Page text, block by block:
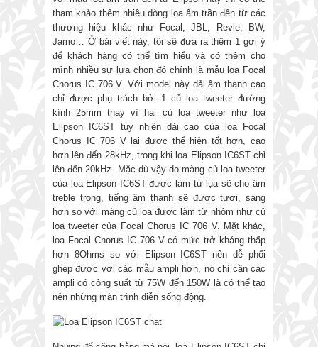
tham khảo thêm nhiều dòng loa âm trần đến từ các
thương hiệu khác như Focal, JBL, Revle, BW,
Jamo… Ở bài viết này, tôi sẽ đưa ra thêm 1 gợi ý
để khách hàng có thể tìm hiểu và có thêm cho
mình nhiều sự lựa chọn đó chính là mẫu loa Focal
Chorus IC 706 V. Với model này dải âm thanh cao
chỉ được phụ trách bởi 1 củ loa tweeter đường
kính 25mm thay vì hai củ loa tweeter như loa
Elipson IC6ST tuy nhiên dải cao của loa Focal
Chorus IC 706 V lại được thể hiện tốt hơn, cao
hơn lên đến 28kHz, trong khi loa Elipson IC6ST chỉ
lên đến 20kHz. Mặc dù vậy do màng củ loa tweeter
của loa Elipson IC6ST được làm từ lụa sẽ cho âm
treble trong, tiếng âm thanh sẽ được tươi, sáng
hơn so với màng củ loa được làm từ nhôm như củ
loa tweeter của Focal Chorus IC 706 V. Mặt khác,
loa Focal Chorus IC 706 V có mức trở kháng thấp
hơn 8Ohms so với Elipson IC6ST nên dễ phối
ghép được với các mẫu ampli hơn, nó chỉ cần các
ampli có công suất từ 75W đến 150W là có thể tạo
nên những màn trình diễn sống động.